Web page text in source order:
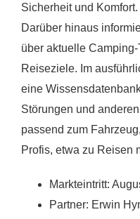
Sicherheit und Komfort.
Darüber hinaus
über aktuelle
Reiseziele. Im
eine
Störungen und
passend zum
Profis, etwa zu Reisen
Markteintritt:
Partner: Erwin